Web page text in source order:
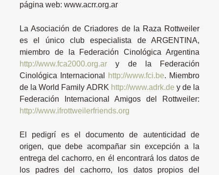
página web: www.acrr.org.ar
La Asociación de Criadores de la Raza Rottweiler
es el único club especialista de ARGENTINA,
miembro de la Federación Cinológica Argentina
http://www.fca2000.org.ar y de la Federación
Cinológica Internacional
http://www.fci.be. Miembro
de la World Family ADRK http://www.adrk.de y de la
Federación Internacional Amigos del Rottweiler:
http://www.ifrottweilerfriends.org
El pedigrí es el documento de autenticidad de
origen, que debe acompañar sin excepción a la
entrega del cachorro, en él encontrará los datos de
los padres del cachorro, los datos propios del